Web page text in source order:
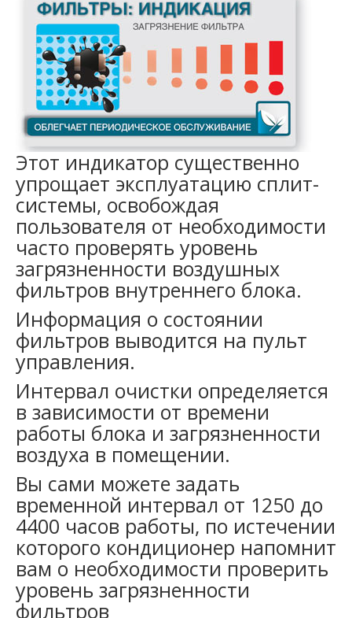
Этот индикатор существенно
упрощает эксплуатацию сплит-
системы, освобождая
пользователя от необходимости
часто проверять уровень
загрязненности воздушных
фильтров внутреннего блока.
Информация о состоянии
фильтров выводится на пульт
управления.
Интервал очистки определяется
в зависимости от времени
работы блока и загрязненности
воздуха в помещении.
Вы сами можете задать
временной интервал от 1250 до
4400 часов работы, по истечении
которого кондиционер напомнит
вам о необходимости проверить
уровень загрязненности
фильтров